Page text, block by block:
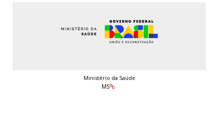
Ministério da Saúde
MS